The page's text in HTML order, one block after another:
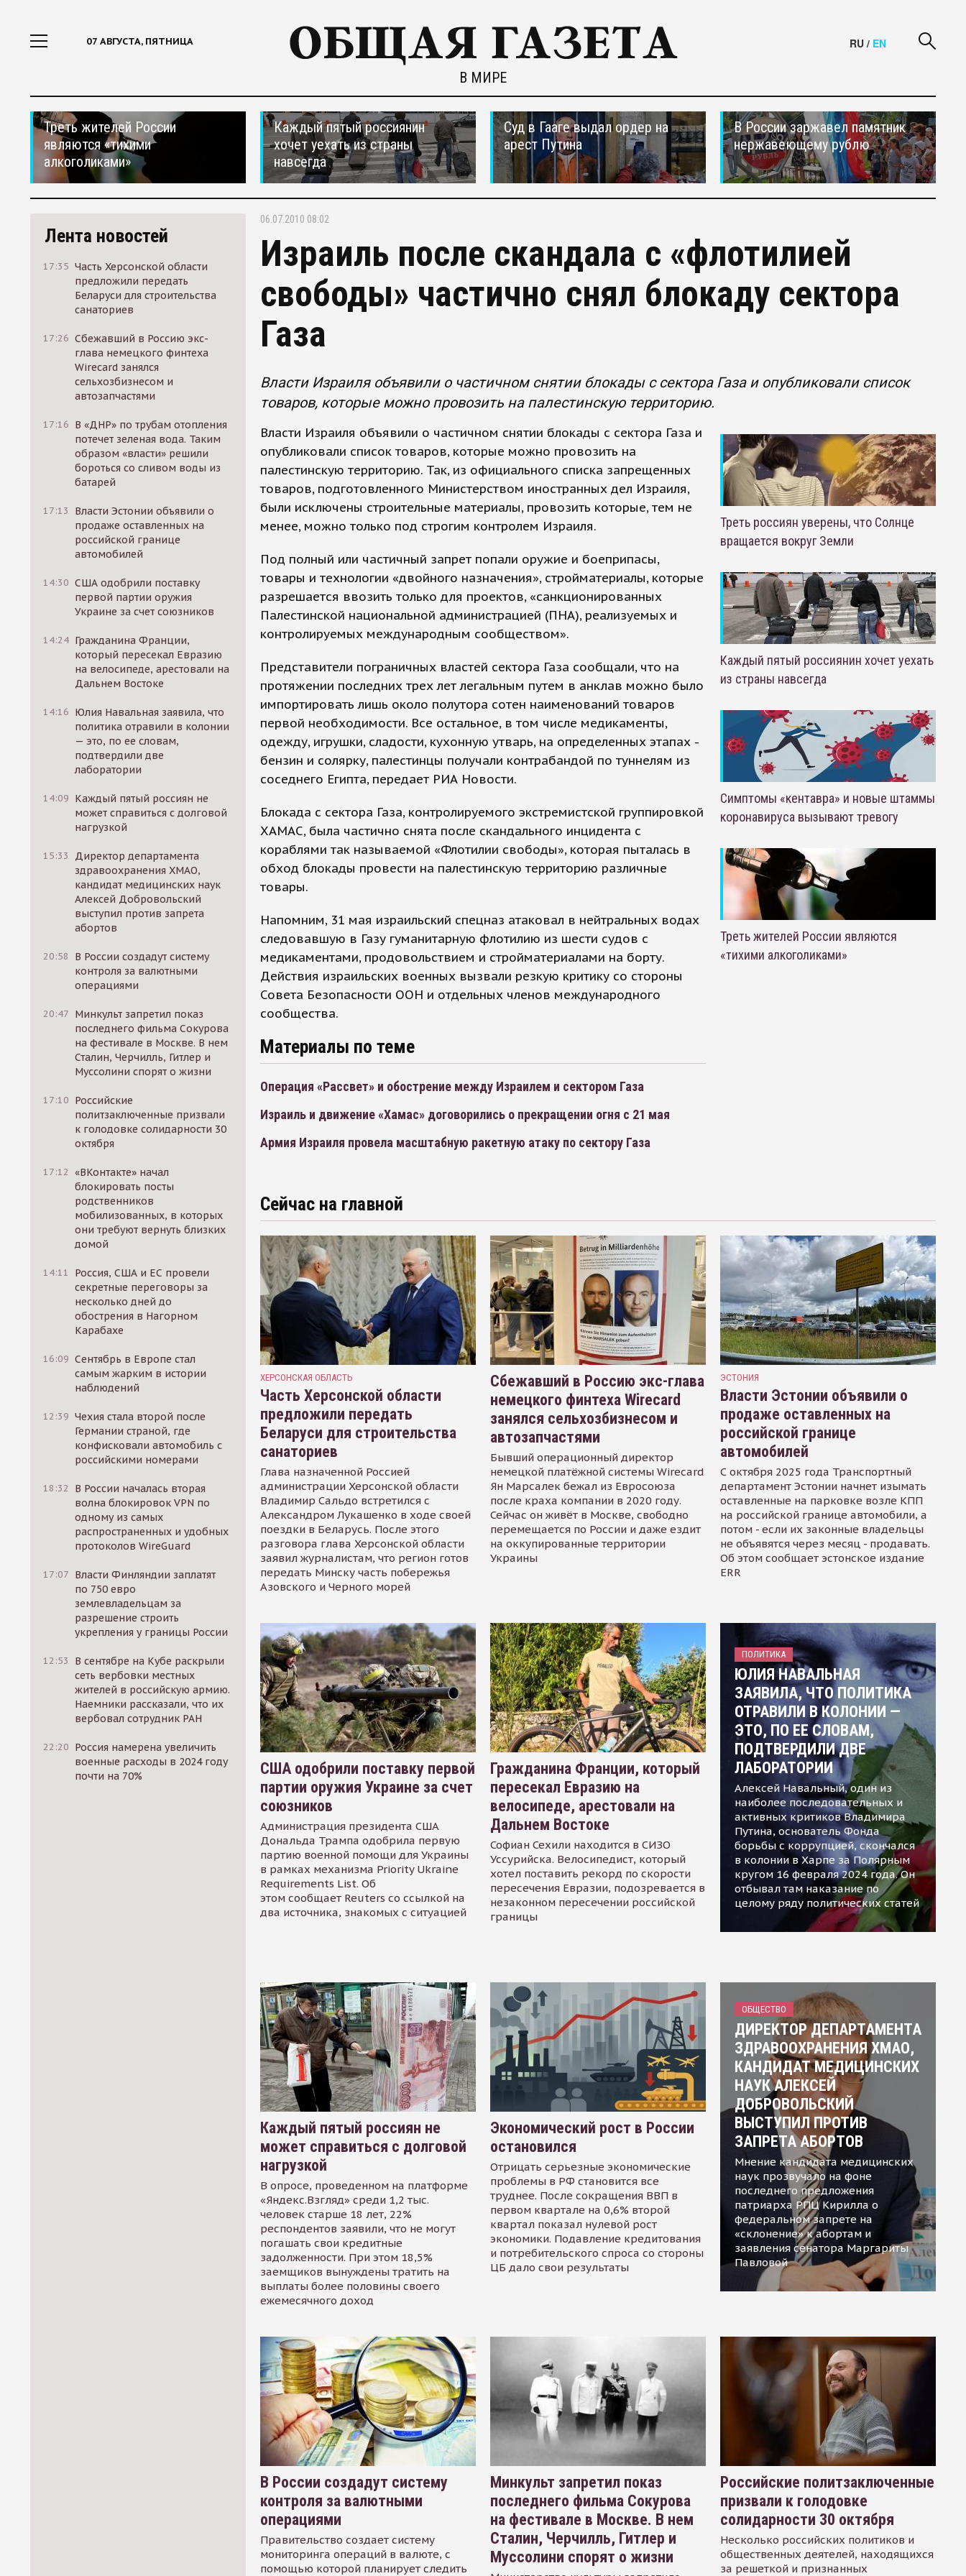
07 АВГУСТА, ПЯТНИЦА
В МИРЕ
RU / EN
Треть жителей России
являются «тихими
алкоголиками»
Каждый пятый россиянин
хочет уехать из страны
навсегда
Суд в Гааге выдал ордер на
арест Путина
В России заржавел памятник
нержавеющему рублю
Лента новостей
17:35 Часть Херсонской области
предложили передать
Беларуси для строительства
санаториев
17:26 Сбежавший в Россию экс-
глава немецкого финтеха
Wirecard занялся
сельхозбизнесом и
автозапчастями
17:16 В «ДНР» по трубам отопления
потечет зеленая вода. Таким
образом «власти» решили
бороться со сливом воды из
батарей
17:13
Власти Эстонии объявили о
продаже оставленных на
российской границе
автомобилей
14:30 США одобрили поставку
первой партии оружия
Украине за счет союзников
14:24 Гражданина Франции,
который пересекал Евразию
на велосипеде, арестовали на
Дальнем Востоке
14:16 Юлия Навальная заявила, что
политика отравили в колонии
— это, по ее словам,
подтвердили две
лаборатории
14:09 Каждый пятый россиян не
может справиться с долговой
нагрузкой
15:33
Директор департамента
здравоохранения ХМАО,
кандидат медицинских наук
Алексей Добровольский
выступил против запрета
абортов
20:58
В России создадут систему
контроля за валютными
операциями
20:47 Минкульт запретил показ
последнего фильма Сокурова
на фестивале в Москве. В нем
Сталин, Черчилль, Гитлер и
Муссолини спорят о жизни
17:10 Российские
политзаключенные призвали
к голодовке солидарности 30
октября
17:12 «ВКонтакте» начал
блокировать посты
родственников
мобилизованных, в которых
они требуют вернуть близких
домой
14:11
Россия, США и ЕС провели
секретные переговоры за
несколько дней до
обострения в Нагорном
Карабахе
16:09 Сентябрь в Европе стал
самым жарким в истории
наблюдений
12:39 Чехия стала второй после
Германии страной, где
конфисковали автомобиль с
российскими номерами
18:32
В России началась вторая
волна блокировок VPN по
одному из самых
распространенных и удобных
протоколов WireGuard
17:07 Власти Финляндии заплатят
по 750 евро
землевладельцам за
разрешение строить
укрепления у границы России
12:53
В сентябре на Кубе раскрыли
сеть вербовки местных
жителей в российскую армию.
Наемники рассказали, что их
вербовал сотрудник РАН
22:20 Россия намерена увеличить
военные расходы в 2024 году
почти на 70%
06.07.2010 08:02
Израиль после скандала с «флотилией
свободы» частично снял блокаду сектора
Газа
Власти Израиля объявили о частичном снятии блокады с сектора Газа и опубликовали список
товаров, которые можно провозить на палестинскую территорию.
Власти Израиля объявили о частичном снятии блокады с сектора Газа и
опубликовали список товаров, которые можно провозить на
палестинскую территорию. Так, из официального списка запрещенных
товаров, подготовленного Министерством иностранных дел Израиля,
были исключены строительные материалы, провозить которые, тем не
менее, можно только под строгим контролем Израиля.
Под полный или частичный запрет попали оружие и боеприпасы,
товары и технологии «двойного назначения», стройматериалы, которые
разрешается ввозить только для проектов, «санкционированных
Палестинской национальной администрацией (ПНА), реализуемых и
контролируемых международным сообществом».
Представители пограничных властей сектора Газа сообщали, что на
протяжении последних трех лет легальным путем в анклав можно было
импортировать лишь около полутора сотен наименований товаров
первой необходимости. Все остальное, в том числе медикаменты,
одежду, игрушки, сладости, кухонную утварь, на определенных этапах -
бензин и солярку, палестинцы получали контрабандой по туннелям из
соседнего Египта, передает РИА Новости.
Блокада с сектора Газа, контролируемого экстремистской группировкой
ХАМАС, была частично снята после скандального инцидента с
кораблями так называемой «Флотилии свободы», которая пыталась в
обход блокады провести на палестинскую территорию различные
товары.
Напомним, 31 мая израильский спецназ атаковал в нейтральных водах
следовавшую в Газу гуманитарную флотилию из шести судов с
медикаментами, продовольствием и стройматериалами на борту.
Действия израильских военных вызвали резкую критику со стороны
Совета Безопасности ООН и отдельных членов международного
сообщества.
Материалы по теме
Операция «Рассвет» и обострение между Израилем и сектором Газа
Израиль и движение «Хамас» договорились о прекращении огня с 21 мая
Армия Израиля провела масштабную ракетную атаку по сектору Газа
Треть россиян уверены, что Солнце
вращается вокруг Земли
Каждый пятый россиянин хочет уехать
из страны навсегда
Симптомы «кентавра» и новые штаммы
коронавируса вызывают тревогу
Треть жителей России являются
«тихими алкоголиками»
Сейчас на главной
ХЕРСОНСКАЯ ОБЛАСТЬ
Часть Херсонской области
предложили передать
Беларуси для строительства
санаториев
Глава назначенной Россией
администрации Херсонской области
Владимир Сальдо встретился с
Александром Лукашенко в ходе своей
поездки в Беларусь. После этого
разговора глава Херсонской области
заявил журналистам, что регион готов
передать Минску часть побережья
Азовского и Черного морей
Сбежавший в Россию экс-глава
немецкого финтеха Wirecard
занялся сельхозбизнесом и
автозапчастями
Бывший операционный директор
немецкой платёжной системы Wirecard
Ян Марсалек бежал из Евросоюза
после краха компании в 2020 году.
Сейчас он живёт в Москве, свободно
перемещается по России и даже ездит
на оккупированные территории
Украины
ЭСТОНИЯ
Власти Эстонии объявили о
продаже оставленных на
российской границе
автомобилей
С октября 2025 года Транспортный
департамент Эстонии начнет изымать
оставленные на парковке возле КПП
на российской границе автомобили, а
потом - если их законные владельцы
не объявятся через месяц - продавать.
Об этом сообщает эстонское издание
ERR
США одобрили поставку первой
партии оружия Украине за счет
союзников
Администрация президента США
Дональда Трампа одобрила первую
партию военной помощи для Украины
в рамках механизма Priority Ukraine
Requirements List. Об
этом сообщает Reuters со ссылкой на
два источника, знакомых с ситуацией
Гражданина Франции, который
пересекал Евразию на
велосипеде, арестовали на
Дальнем Востоке
Софиан Сехили находится в СИЗО
Уссурийска. Велосипедист, который
хотел поставить рекорд по скорости
пересечения Евразии, подозревается в
незаконном пересечении российской
границы
ПОЛИТИКА
ЮЛИЯ НАВАЛЬНАЯ
ЗАЯВИЛА, ЧТО ПОЛИТИКА
ОТРАВИЛИ В КОЛОНИИ —
ЭТО, ПО ЕЕ СЛОВАМ,
ПОДТВЕРДИЛИ ДВЕ
ЛАБОРАТОРИИ
Алексей Навальный, один из
наиболее последовательных и
активных критиков Владимира
Путина, основатель Фонда
борьбы с коррупцией, скончался
в колонии в Харпе за Полярным
кругом 16 февраля 2024 года. Он
отбывал там наказание по
целому ряду политических статей
Каждый пятый россиян не
может справиться с долговой
нагрузкой
В опросе, проведенном на платформе
«Яндекс.Взгляд» среди 1,2 тыс.
человек старше 18 лет, 22%
респондентов заявили, что не могут
погашать свои кредитные
задолженности. При этом 18,5%
заемщиков вынуждены тратить на
выплаты более половины своего
ежемесячного доход
Экономический рост в России
остановился
Отрицать серьезные экономические
проблемы в РФ становится все
труднее. После сокращения ВВП в
первом квартале на 0,6% второй
квартал показал нулевой рост
экономики. Подавление кредитования
и потребительского спроса со стороны
ЦБ дало свои результаты
ОБЩЕСТВО
ДИРЕКТОР ДЕПАРТАМЕНТА
ЗДРАВООХРАНЕНИЯ ХМАО,
КАНДИДАТ МЕДИЦИНСКИХ
НАУК АЛЕКСЕЙ
ДОБРОВОЛЬСКИЙ
ВЫСТУПИЛ ПРОТИВ
ЗАПРЕТА АБОРТОВ
Мнение кандидата медицинских
наук прозвучало на фоне
последнего предложения
патриарха РПЦ Кирилла о
федеральном запрете на
«склонение» к абортам и
заявления сенатора Маргариты
Павловой
В России создадут систему
контроля за валютными
операциями
Правительство создает систему
мониторинга операций в валюте, с
помощью которой планирует следить
Минкульт запретил показ
последнего фильма Сокурова
на фестивале в Москве. В нем
Сталин, Черчилль, Гитлер и
Муссолини спорят о жизни
Российские политзаключенные
призвали к голодовке
солидарности 30 октября
Несколько российских политиков и
общественных деятелей, находящихся
за решеткой и признанных